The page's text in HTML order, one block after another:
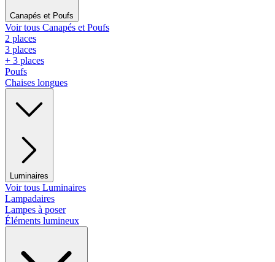
Canapés et Poufs
Voir tous Canapés et Poufs
2 places
3 places
+ 3 places
Poufs
Chaises longues
Luminaires
Voir tous Luminaires
Lampadaires
Lampes à poser
Éléments lumineux